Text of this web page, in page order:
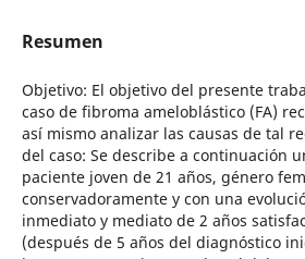
Resumen
Objetivo: El objetivo del presente
caso de fibroma ameloblástico (FA)
así mismo analizar las causas de tal
del caso: Se describe a continuación
paciente joven de 21 años, género
conservadoramente y con una
inmediato y mediato de 2 años
(después de 5 años del diagnóstico